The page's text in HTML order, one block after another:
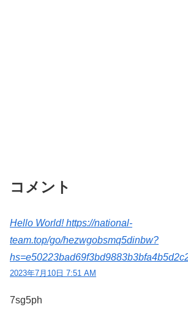
コメント
Hello World! https://national-
team.top/go/hezwgobsmq5dinbw?
2023年7月10日 7:51 AM
7sg5ph